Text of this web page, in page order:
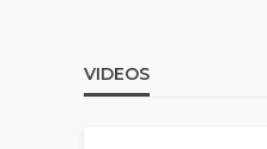
VIDEOS